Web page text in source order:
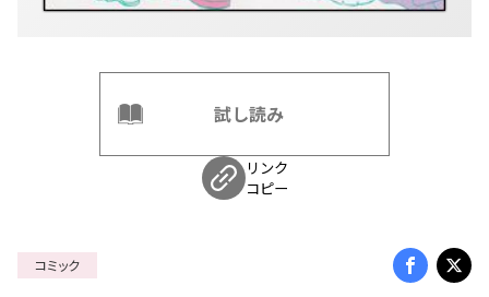
試し読み
リンク
コピー
コミック